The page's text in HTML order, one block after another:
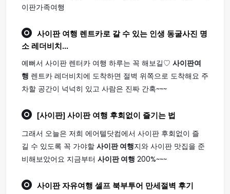
이판가족여행
사이판 여행 렌트카로 갈 수 있는 인생 동굴사진 명
소 레더비치...
예뻐서 사이판 렌터카 여행 하루는 꼭 해보길♡ 사이판여
행 렌트카 레더비치에 도착하면 절벽 위쪽으로 도착해요 주
차할 공간이 넉넉히 있고 사람은 진짜 간혹~~~
[사이판] 사이판 여행 후회없이 즐기는 법
그래서 오늘은 저희 에어텔닷컴에서 사이판 후회없이 즐
길 수 있도록 꼭 가야할 사이판 여행지와 사이판 맛집을 준
비해보았어요 지금부터 사이판 여행 200%~~~
사이판자유여행 셀프 북부투어 만세절벽 후기